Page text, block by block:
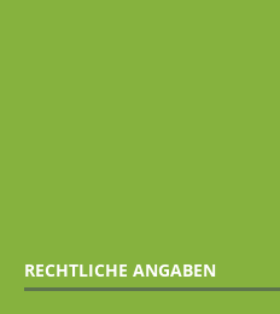
RECHTLICHE ANGABEN